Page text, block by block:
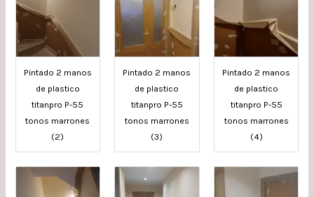
Pintado 2 manos
de plastico
titanpro P-55
tonos marrones
(2)
Pintado 2 manos
de plastico
titanpro P-55
tonos marrones
(3)
Pintado 2 manos
de plastico
titanpro P-55
tonos marrones
(4)